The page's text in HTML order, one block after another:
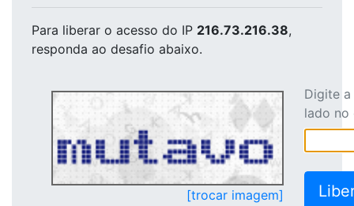
Para liberar o acesso do IP 216.73.216.38,
responda ao desafio abaixo.
[trocar imagem]
Digite
lado no